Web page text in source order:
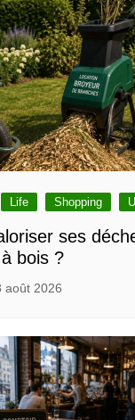
Life Shopping
ses
bois ?
août 2026